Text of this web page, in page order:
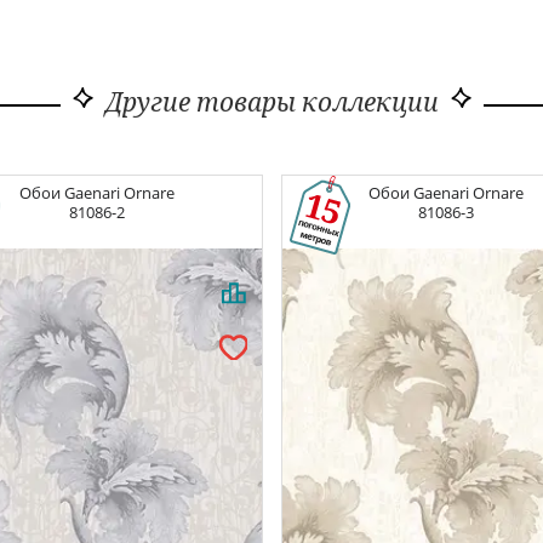
Другие товары коллекции
ОбоиGaenari Ornare
81086-2
ОбоиGaenari Ornare
81086-3